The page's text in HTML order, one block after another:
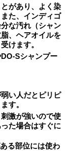
があり、よく染
た、インディゴ
な汚れ（シャン
、ヘアオイルを
けます。
Sシャンプー
い人だとピリピ
す。
激が強いので使
た場合はすぐに
る部位には使わ